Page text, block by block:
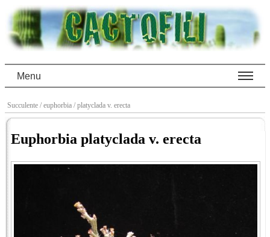
Menu
Succulente / euphorbia / platyclada v. erecta
Euphorbia platyclada v. erecta